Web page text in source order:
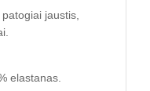
jaustis,
elastanas.